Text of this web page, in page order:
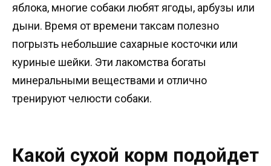
яблока, многие собаки любят ягоды, арбузы или
дыни. Время от времени таксам полезно
погрызть небольшие сахарные косточки или
куриные шейки. Эти лакомства богаты
минеральными веществами и отлично
тренируют челюсти собаки.
Какой сухой корм подойдет